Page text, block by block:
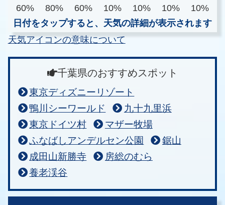
60%
80% 60% 10% 10% 10%
10%
日付をタップすると、天気の詳細が表示されます
天気アイコンの意味について
千葉県のおすすめスポット
東京ディズニーリゾート
鴨川シーワールド
九十九里浜
東京ドイツ村
マザー牧場
ふなばしアンデルセン公園
鋸山
成田山新勝寺
房総のむら
養老渓谷